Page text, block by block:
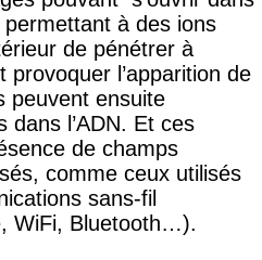
à des ions
de pénétrer à
provoquer l’apparition de
peuvent ensuite
dans l’ADN. Et ces
de champs
comme ceux utilisés
sans-fil
WiFi, Bluetooth…).